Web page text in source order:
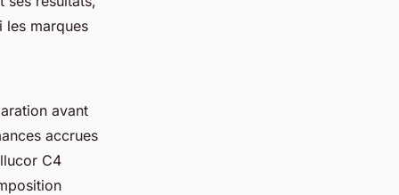
les marques
avant
accrues
C4